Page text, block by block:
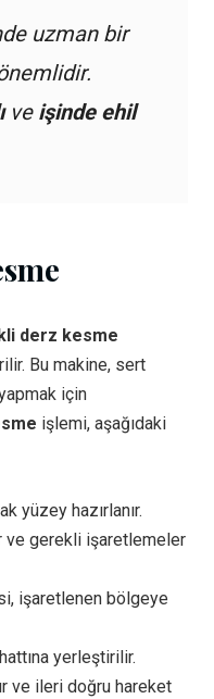
uzman bir
ve işinde ehil
derz kesme
Bu makine, sert
için
işlemi, aşağıdaki
yüzey hazırlanır.
ve gerekli işaretlemeler
işaretlenen bölgeye
yerleştirilir.
ve ileri doğru hareket